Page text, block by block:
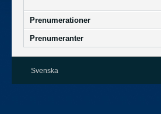
Prenumerationer
Prenumeranter
Svenska